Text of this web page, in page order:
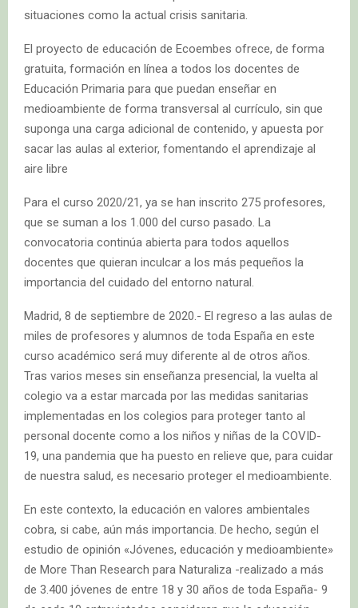
situaciones como la actual crisis sanitaria.
El proyecto de educación de Ecoembes ofrece, de forma
gratuita, formación en línea a todos los docentes de
Educación Primaria para que puedan enseñar en
medioambiente de forma transversal al currículo, sin que
suponga una carga adicional de contenido, y apuesta por
sacar las aulas al exterior, fomentando el aprendizaje al
aire libre
Para el curso 2020/21, ya se han inscrito 275 profesores,
que se suman a los 1.000 del curso pasado. La
convocatoria continúa abierta para todos aquellos
docentes que quieran inculcar a los más pequeños la
importancia del cuidado del entorno natural.
Madrid, 8 de septiembre de 2020.- El regreso a las aulas de
miles de profesores y alumnos de toda España en este
curso académico será muy diferente al de otros años.
Tras varios meses sin enseñanza presencial, la vuelta al
colegio va a estar marcada por las medidas sanitarias
implementadas en los colegios para proteger tanto al
personal docente como a los niños y niñas de la COVID-
19, una pandemia que ha puesto en relieve que, para cuidar
de nuestra salud, es necesario proteger el medioambiente.
En este contexto, la educación en valores ambientales
cobra, si cabe, aún más importancia. De hecho, según el
estudio de opinión «Jóvenes, educación y medioambiente»
de More Than Research para Naturaliza -realizado a más
de 3.400 jóvenes de entre 18 y 30 años de toda España- 9